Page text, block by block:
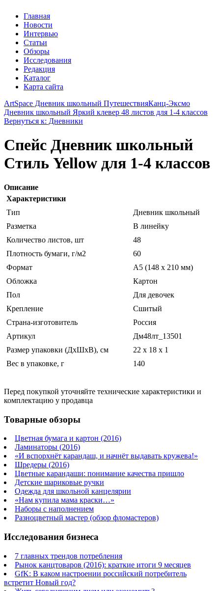
Главная
Новости
Интервью
Статьи
Обзоры
Исследования
Редакция
Каталог
Карта сайта
ArtSpace Дневник школьный ПутешествияКанц-Эксмо
Дневник школьный Яркий клевер 48 листов для 1-4 классов
Вернуться к: Дневники
Спейс Дневник школьный
Стиль Yellow для 1-4 классов
Описание
Характеристики
Тип
Дневник школьный
Разметка
В линейку
Количество листов, шт
48
Плотность бумаги, г/м2
60
Формат
A5 (148 x 210 мм)
Обложка
Картон
Пол
Для девочек
Крепление
Сшитый
Страна-изготовитель
Россия
Артикул
Дм48лт_13501
Размер упаковки (ДхШхВ), см
22 x 18 x 1
Вес в упаковке, г
140
Перед покупкой уточняйте технические характеристики и
комплектацию у продавца
Товарные обзоры
Цветная бумага и картон (2016)
Ламинаторы (2016)
«И вспорхнёт карандаш, и начнёт выдавать кружева!»
Шредеры (2016)
Цветные карандаши: понимание качества пришло
Детские шариковые ручки
Одежда для школьной канцелярии
«Нам купила мама краски…»
Наборы с наполнением
Разноцветный мастер (обзор фломастеров)
Исследования бизнеса
7 главных трендов потребления
Рынок канцтоваров (2016): краткие итоги 9 месяцев
GfK: В каком настроении российский потребитель
встретит Новый год?